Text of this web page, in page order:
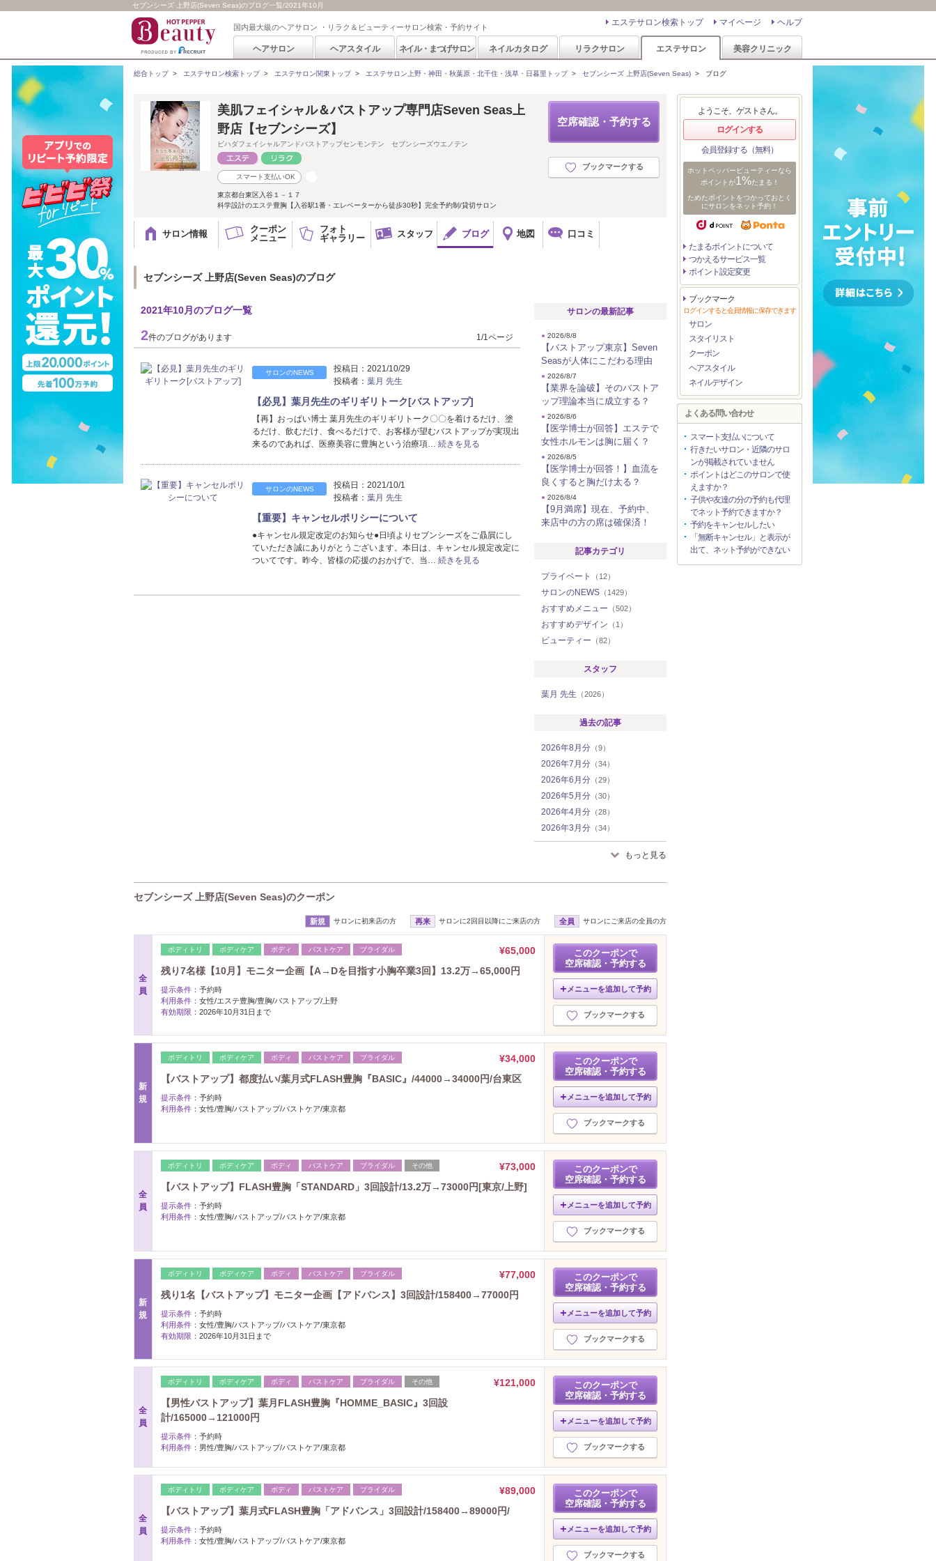
セブンシーズ 上野店(Seven Seas)のブログ一覧/2021年10月
国内最大級のヘアサロン ・リラク＆ビューティーサロン検索・予約サイト ヘルプ
マイページ
エステサロン検索トップ
ヘアサロン ヘアスタイル ネイル・まつげサロン ネイルカタログ リラクサロン エステサロン 美容クリニック
総合トップ> エステサロン検索トップ> エステサロン関東トップ> エステサロン上野・神田・秋葉原・北千住・浅草・日暮里トップ> セブンシーズ 上野店(Seven Seas) > ブログ
空席確認・予約する
ブックマークする
美肌フェイシャル＆バストアップ専門店Seven Seas上
野店【セブンシーズ】
ビハダフェイシャルアンドバストアップセンモンテン セブンシーズウエノテン
スマート支払いOK
東京都台東区入谷１－１７
科学設計のエステ豊胸【入谷駅1番・エレベーターから徒歩30秒】完全予約制/貸切サロン
サロン情報
クーポン
メニュー
フォト
ギャラリー
スタッフ ブログ 地図 口コミ
セブンシーズ 上野店(Seven Seas)のブログ
2021年10月のブログ一覧
2件のブログがあります 1/1ページ
サロンのNEWS 投稿日： 2021/10/29
投稿者： 葉月 先生
【必見】葉月先生のギリギリトーク[バストアップ]
【再】おっぱい博士 葉月先生のギリギリトーク〇〇を着けるだけ、塗
るだけ、飲むだけ、食べるだけで、お客様が望むバストアップが実現出
来るのであれば、医療美容に豊胸という治療項… 続きを見る
サロンのNEWS 投稿日： 2021/10/1
投稿者： 葉月 先生
【重要】キャンセルポリシーについて
●キャンセル規定改定のお知らせ●日頃よりセブンシーズをご贔屓にし
ていただき誠にありがとうございます。本日は、キャンセル規定改定に
ついてです。昨今、皆様の応援のおかげで、当… 続きを見る
サロンの最新記事
● 2026/8/8
【バストアップ東京】Seven
Seasが人体にこだわる理由
● 2026/8/7
【業界を論破】そのバストア
ップ理論本当に成立する？
● 2026/8/6
【医学博士が回答】エステで
女性ホルモンは胸に届く？
● 2026/8/5
【医学博士が回答！】血流を
良くすると胸だけ太る？
● 2026/8/4
【9月満席】現在、予約中、
来店中の方の席は確保済！
記事カテゴリ
プライベート （12）
サロンのNEWS （1429）
おすすめメニュー （502）
おすすめデザイン （1）
ビューティー （82）
スタッフ
葉月 先生 （2026）
過去の記事
2026年8月分 （9）
2026年7月分 （34）
2026年6月分 （29）
2026年5月分 （30）
2026年4月分 （28）
2026年3月分 （34）
2026年2月分（23）
（34）
2025年9月分 （34）
2025年7月分（40）
2025年6月分（36）
2025年5月分 （53）
2025年4月分（33）
2025年3月分 （34）
2025年2月分（24）
2025年1月分（32）
2024年12月分（30）
2024年11月分
2024年10月分（45）
2024年9月分（30）
2024年8月分（31）
2024年7月分
2024年6月分（38）
2024年5月分（29）
2024年4月分（33）
2024年3月分
2024年2月分（36）
2024年1月分（33）
2023年12月分（49）
2023年11月分（46）
2023年10月分（9）
2023年9月分 （19）
2023年8月分（33）
2023年7月分 （16）
2023年6月分
2023年4月分（16）
2023年3月分（24）
2023年2月分（28）
2023年1月分（29）
2022年12月分 （30）
2022年11月分（19）
2022年10月分（15）
2022年9月分（16）
2022年8月分（21）
2022年7月分 （39）
2022年6月分（14）
もっと見る
セブンシーズ 上野店(Seven Seas)のクーポン
新規 サロンに初来店の方 再来 サロンに2回目以降にご来店の方 全員 サロンにご来店の全員の方
全
員
ボディトリ ボディケア ボディ バストケア ブライダル
¥65,000
残り7名様【10月】モニター企画【A→Dを目指す小胸卒業3回】13.2万→65,000円
提示条件： 予約時
利用条件： 女性/エステ豊胸/豊胸/バストアップ/上野
有効期限： 2026年10月31日まで
このクーポンで
空席確認・予約する
メニューを追加して予約
ブックマークする
新
規
ボディトリ ボディケア ボディ バストケア ブライダル
¥34,000
【バストアップ】都度払い/葉月式FLASH豊胸『BASIC』/44000→34000円/台東区
提示条件： 予約時
利用条件： 女性/豊胸/バストアップ/バストケア/東京都
このクーポンで
空席確認・予約する
メニューを追加して予約
ブックマークする
全
員
ボディトリ ボディケア ボディ バストケア ブライダル その他
¥73,000
【バストアップ】FLASH豊胸「STANDARD」3回設計/13.2万→73000円[東京/上野]
提示条件： 予約時
利用条件： 女性/豊胸/バストアップ/バストケア/東京都
このクーポンで
空席確認・予約する
メニューを追加して予約
ブックマークする
新
規
ボディトリ ボディケア ボディ バストケア ブライダル
¥77,000
残り1名【バストアップ】モニター企画【アドバンス】3回設計/158400→77000円
提示条件： 予約時
利用条件： 女性/豊胸/バストアップ/バストケア/東京都
有効期限： 2026年10月31日まで
このクーポンで
空席確認・予約する
メニューを追加して予約
ブックマークする
全
員
ボディトリ ボディケア ボディ バストケア ブライダル その他
¥121,000
【男性バストアップ】葉月FLASH豊胸『HOMME_BASIC』3回設
計/165000→121000円
提示条件： 予約時
利用条件： 男性/豊胸/バストアップ/バストケア/東京都
このクーポンで
空席確認・予約する
メニューを追加して予約
ブックマークする
全
員
ボディトリ ボディケア ボディ バストケア ブライダル
¥89,000
【バストアップ】葉月式FLASH豊胸「アドバンス」3回設計/158400→89000円/
提示条件： 予約時
利用条件： 女性/豊胸/バストアップ/バストケア/東京都
このクーポンで
空席確認・予約する
メニューを追加して予約
ブックマークする
ようこそ、ゲストさん。
ログインする
会員登録する（無料）
ホットペッパービューティーなら
ポイントが1%たまる！
ためたポイントをつかっておとく
にサロンをネット予約！
たまるポイントについて
つかえるサービス一覧
ポイント設定変更
ブックマーク
ログインすると会員情報に保存できます
サロン
スタイリスト
クーポン
ヘアスタイル
ネイルデザイン
よくある問い合わせ
スマート支払いについて
行きたいサロン・近隣のサロ
ンが掲載されていません
ポイントはどこのサロンで使
えますか？
子供や友達の分の予約も代理
でネット予約できますか？
予約をキャンセルしたい
「無断キャンセル」と表示が
出て、ネット予約ができない